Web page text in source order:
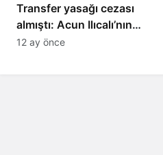
Transfer yasağı cezası
almıştı: Acun Ilıcalı’nın
ekibi Hull City’ye kötü
12 ay önce